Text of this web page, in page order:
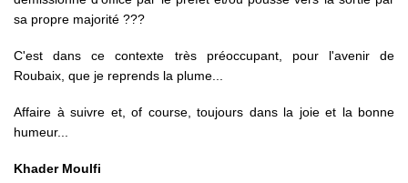
sa propre majorité ???
C'est dans ce contexte très préoccupant, pour l'avenir de
Roubaix, que je reprends la plume...
Affaire à suivre et, of course, toujours dans la joie et la bonne
humeur...
Khader Moulfi